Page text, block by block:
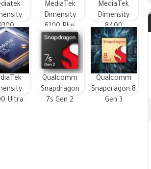
MediaTek
Dimensity
8400
MediaTek
Dimensity
6100 Plus
Qualcomm
Snapdragon 8
Gen 3
Qualcomm
Snapdragon
7s Gen 2
Ultra